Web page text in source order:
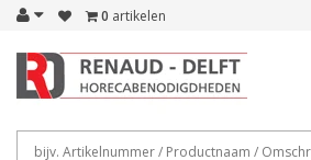
0 artikelen